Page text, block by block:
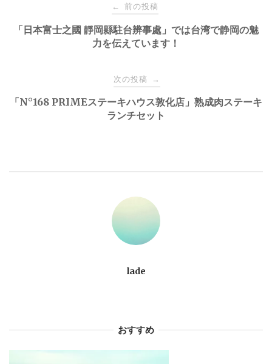
稿
ビ
← 前の投稿
「日本富士之國 靜岡縣駐台辨事處」では台湾で静岡の魅
力を伝えています！
次の投稿 →
「N°168 PRIMEステーキハウス敦化店」熟成肉ステーキ
ランチセット
lade
おすすめ